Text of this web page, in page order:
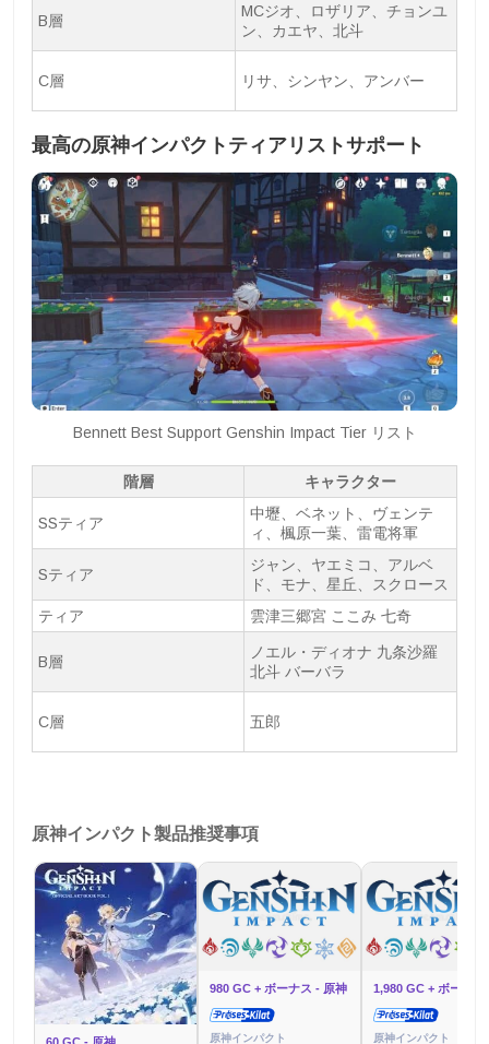
B層
MCジオ、ロザリア、チョンユ
ン、カエヤ、北斗
C層 リサ、シンヤン、アンバー
最高の原神インパクトティアリストサポート
Bennett Best Support Genshin Impact Tier リスト
階層 キャラクター
SSティア
中壢、ベネット、ヴェンテ
ィ、楓原一葉、雷電将軍
Sティア
ジャン、ヤエミコ、アルベ
ド、モナ、星丘、スクロース
ティア
雲津三郷宮 ここみ 七奇
B層
ノエル・ディオナ 九条沙羅
北斗 バーバラ
C層 五郎
原神インパクト製品推奨事項
980 GC + ボーナス - 原神
原神インパクト
原神インパクト